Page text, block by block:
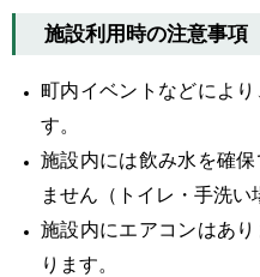
施設利用時の注意事項
町内イベントなどによ
す。
施設内には飲み水を確
ません（トイレ・手洗い
施設内にエアコンはあ
ります。